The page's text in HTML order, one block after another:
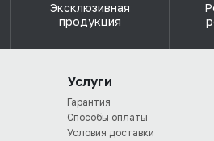
Эксклюзивная
продукция
Услуги
Гарантия
Способы оплаты
Условия доставки